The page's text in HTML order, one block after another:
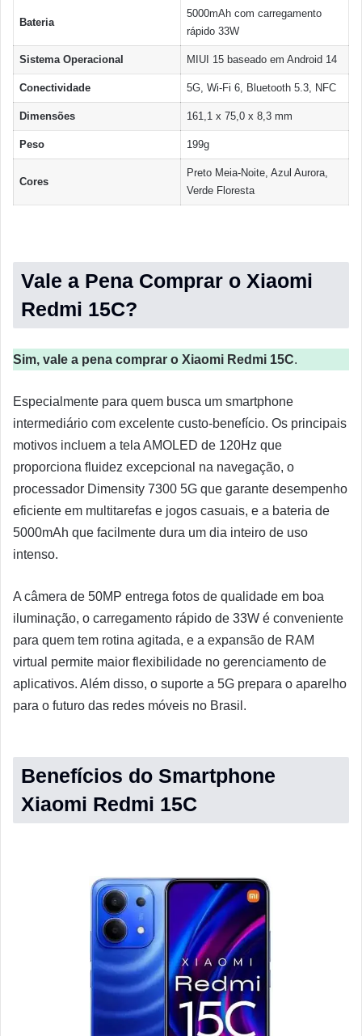
Bateria
5000mAh com carregamento
rápido 33W
Sistema Operacional MIUI 15 baseado em Android 14
Conectividade 5G, Wi-Fi 6, Bluetooth 5.3, NFC
Dimensões 161,1 x 75,0 x 8,3 mm
Peso 199g
Cores
Preto Meia-Noite, Azul Aurora,
Verde Floresta
Vale a Pena Comprar o Xiaomi
Redmi 15C?
Sim, vale a pena comprar o Xiaomi Redmi 15C.
Especialmente para quem busca um smartphone
intermediário com excelente custo-benefício. Os principais
motivos incluem a tela AMOLED de 120Hz que
proporciona fluidez excepcional na navegação, o
processador Dimensity 7300 5G que garante desempenho
eficiente em multitarefas e jogos casuais, e a bateria de
5000mAh que facilmente dura um dia inteiro de uso
intenso.
A câmera de 50MP entrega fotos de qualidade em boa
iluminação, o carregamento rápido de 33W é conveniente
para quem tem rotina agitada, e a expansão de RAM
virtual permite maior flexibilidade no gerenciamento de
aplicativos. Além disso, o suporte a 5G prepara o aparelho
para o futuro das redes móveis no Brasil.
Benefícios do Smartphone
Xiaomi Redmi 15C